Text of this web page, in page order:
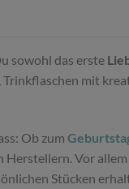
sowohl das erste
mit
Ob zum
Vor
Stücken